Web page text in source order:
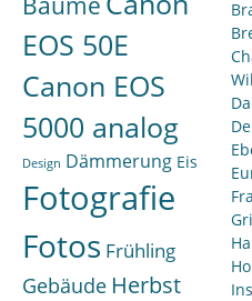
EOS 50E
Canon EOS
5000 analog
Design Dämmerung Eis
Fotografie
Fotos Frühling
Gebäude Herbst